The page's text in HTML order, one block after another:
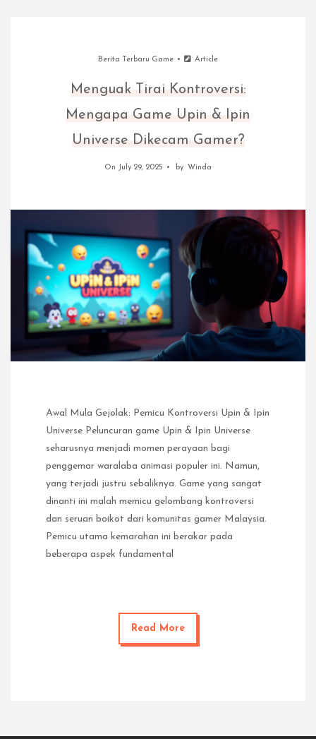
Berita Terbaru Game Article
Menguak Tirai Kontroversi:
Mengapa Game Upin & Ipin
Universe Dikecam Gamer?
On July 29, 2025 by Winda
Awal Mula Gejolak: Pemicu Kontroversi Upin & Ipin
Universe Peluncuran game Upin & Ipin Universe
seharusnya menjadi momen perayaan bagi
penggemar waralaba animasi populer ini. Namun,
yang terjadi justru sebaliknya. Game yang sangat
dinanti ini malah memicu gelombang kontroversi
dan seruan boikot dari komunitas gamer Malaysia.
Pemicu utama kemarahan ini berakar pada
beberapa aspek fundamental
Read More